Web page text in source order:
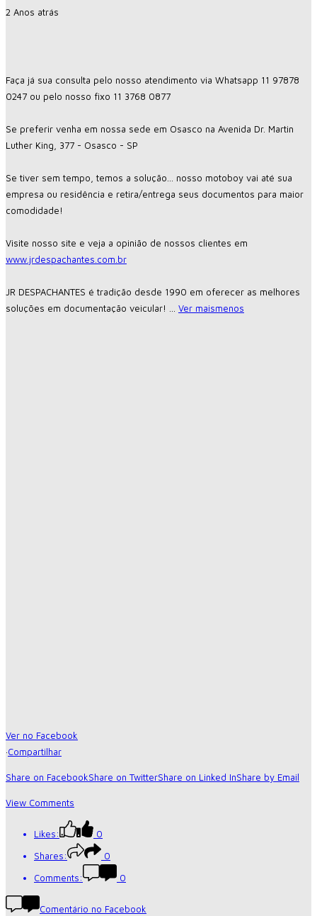
2 Anos atrás
Faça já sua consulta pelo nosso atendimento via Whatsapp 11 97878
0247 ou pelo nosso fixo 11 3768 0877
Se preferir venha em nossa sede em Osasco na Avenida Dr. Martin
Luther King, 377 - Osasco - SP
Se tiver sem tempo, temos a solução... nosso motoboy vai até sua
empresa ou residência e retira/entrega seus documentos para maior
comodidade!
Visite nosso site e veja a opinião de nossos clientes em
www.jrdespachantes.com.br
JR DESPACHANTES é tradição desde 1990 em oferecer as melhores
soluções em documentação veicular! ... Ver maismenos
Ver no Facebook
·Compartilhar
Share on FacebookShare on TwitterShare on Linked InShare by Email
View Comments
Likes:
0
Shares:
0
Comments:
0
Comentário no Facebook